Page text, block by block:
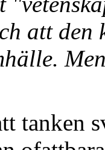
att
tanken